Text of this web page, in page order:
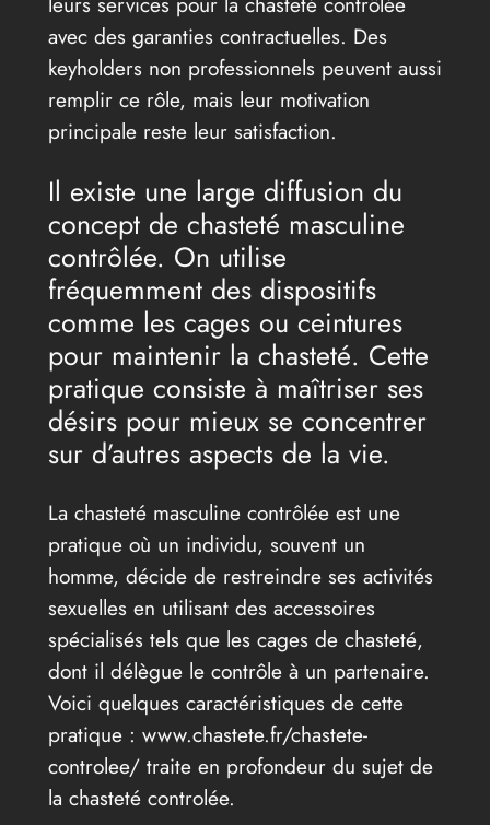
avec des garanties contractuelles. Des
keyholders non professionnels peuvent aussi
remplir ce rôle, mais leur motivation
principale reste leur satisfaction.
Il existe une large diffusion du
concept de chasteté masculine
contrôlée. On utilise
fréquemment des dispositifs
comme les cages ou ceintures
pour maintenir la chasteté. Cette
pratique consiste à maîtriser ses
désirs pour mieux se concentrer
sur d’autres aspects de la vie.
La chasteté masculine contrôlée est une
pratique où un individu, souvent un
homme, décide de restreindre ses activités
sexuelles en utilisant des accessoires
spécialisés tels que les cages de chasteté,
dont il délègue le contrôle à un partenaire.
Voici quelques caractéristiques de cette
pratique : www.chastete.fr/chastete-
controlee/ traite en profondeur du sujet de
la chasteté controlée.